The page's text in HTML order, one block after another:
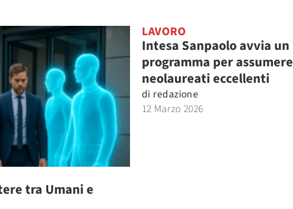
tra Umani e
LAVORO
Intesa Sanpaolo avvia un
programma per assumere
neolaureati eccellenti
di redazione
12 Marzo 2026